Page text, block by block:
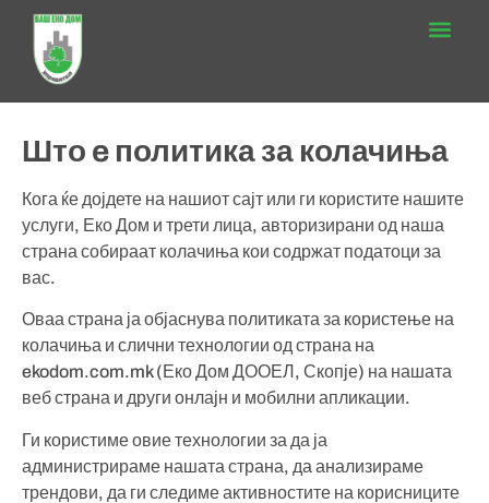
Што e политика за колачиња
Кога ќе дојдете на нашиот сајт или ги користите нашите
услуги, Еко Дом и трети лица, авторизирани од наша
страна собираат колачиња кои содржат податоци за
вас.
Оваа страна ја објаснува политиката за користење на
колачиња и слични технологии од страна на
ekodom.com.mk (Еко Дом ДООЕЛ, Скопје) на нашата
веб страна и други онлајн и мобилни апликации.
Ги користиме овие технологии за да ја
администрираме нашата страна, да анализираме
трендови, да ги следиме активностите на корисниците